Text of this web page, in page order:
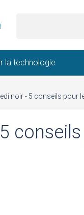
la technologie
noir - 5 conseils pour